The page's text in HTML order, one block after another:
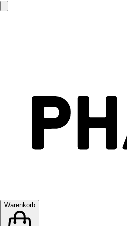
Warenkorb